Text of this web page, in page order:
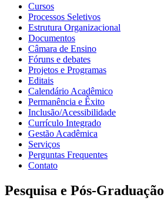
Cursos
Processos Seletivos
Estrutura Organizacional
Documentos
Câmara de Ensino
Fóruns e debates
Projetos e Programas
Editais
Calendário Acadêmico
Permanência e Êxito
Inclusão/Acessibilidade
Currículo Integrado
Gestão Acadêmica
Serviços
Perguntas Frequentes
Contato
Pesquisa e Pós-Graduação